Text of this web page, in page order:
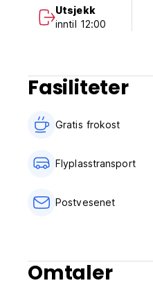
Utsjekk
inntil 12:00
Fasiliteter
Gratis frokost‎
Flyplasstransport
Postvesenet
Omtaler